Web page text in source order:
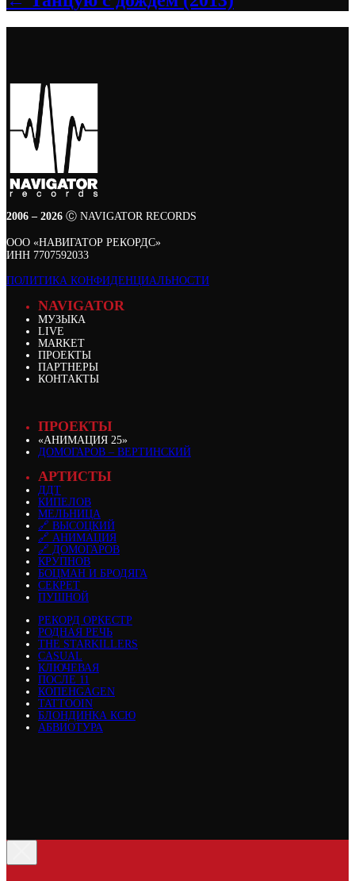
2006 – 2026 Ⓒ NAVIGATOR RECORDS
ООО «НАВИГАТОР РЕКОРДС»
ИНН 7707592033
ПОЛИТИКА КОНФИДЕНЦИАЛЬНОСТИ
NAVIGATOR
МУЗЫКА
LIVE
MARKET
ПРОЕКТЫ
ПАРТНЕРЫ
КОНТАКТЫ
ПРОЕКТЫ
«АНИМАЦИЯ 25»
ДОМОГАРОВ – ВЕРТИНСКИЙ
АРТИСТЫ
ДДТ
КИПЕЛОВ
МЕЛЬНИЦА
🔗 ВЫСОЦКИЙ
🔗 АНИМАЦИЯ
🔗 ДОМОГАРОВ
КРУПНОВ
БОЦМАН И БРОДЯГА
СЕКРЕТ
ПУШНОЙ
РЕКОРД ОРКЕСТР
РОДНАЯ РЕЧЬ
THE STARKILLERS
CASUAL
КЛЮЧЕВАЯ
ПОСЛЕ 11
КОПЕНGAGEN
TATTOOIN
БЛОНДИНКА КСЮ
АБВИОТУРА